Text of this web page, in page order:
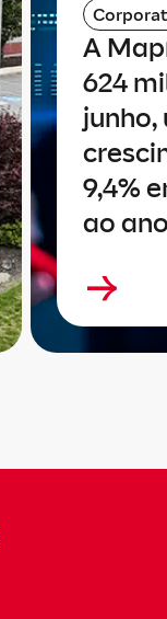
A
624
junho,
9,4%
ao